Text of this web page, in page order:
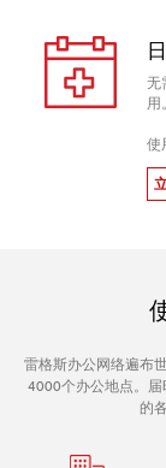
无
用。
使
雷格斯办公网络遍布
4000个办公地点。
的